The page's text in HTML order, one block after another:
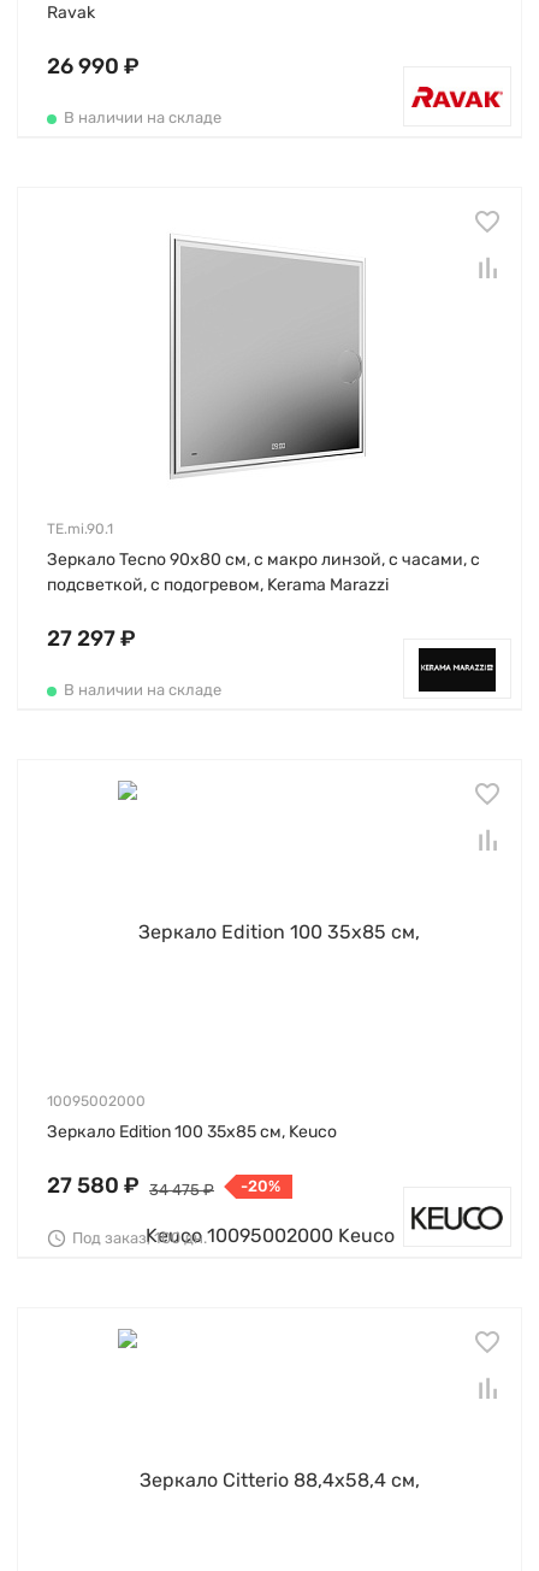
Ravak
26 990 ₽
В наличии на складе
TE.mi.90.1
Зеркало Tecno 90х80 см, с макро линзой, с часами, с
подсветкой, с подогревом, Kerama Marazzi
27 297 ₽
В наличии на складе
10095002000
Зеркало Edition 100 35х85 см, Keuco
27 580 ₽ 34 475 ₽ -20%
Под заказ, 100 дн.